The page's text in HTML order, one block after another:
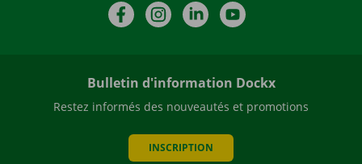
FacebookInstagramLinkedIn
Bulletin d'information Dockx
Restez informés des nouveautés et promotions
INSCRIPTION